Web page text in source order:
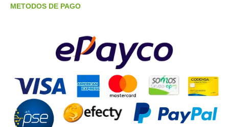
METODOS DE PAGO